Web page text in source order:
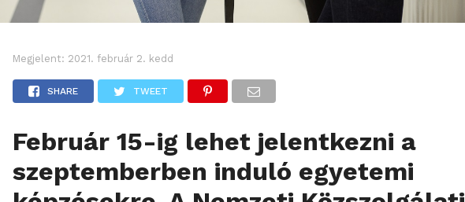
Megjelent: 2021. február 2. kedd
SHARE TWEET
Február 15-ig lehet jelentkezni a
szeptemberben induló egyetemi